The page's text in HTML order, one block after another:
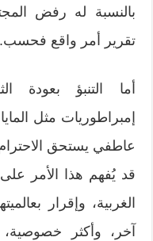
بالنسبة له رفض
تقرير أمر واقع فحسب.
أما التنبؤ بعودة
إمبراطوريات مثل
عاطفي يستحق
قد يُفهم هذا الأمر
الغربية، وإقرار
آخر، وأكثر